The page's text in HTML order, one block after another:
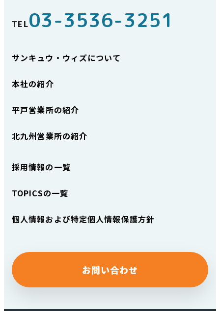
TEL03-3536-3251
サンキュウ・ウィズについて
本社の紹介
平戸営業所の紹介
北九州営業所の紹介
採用情報の一覧
TOPICSの一覧
個人情報および特定個人情報保護方針
お問い合わせ